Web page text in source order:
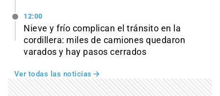
12:00
Nieve y frío complican el tránsito en la
cordillera: miles de camiones quedaron
varados y hay pasos cerrados
Ver todas las noticias